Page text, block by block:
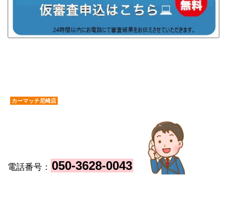
カーマッチ尼崎店
電話番号： 050-3628-0043